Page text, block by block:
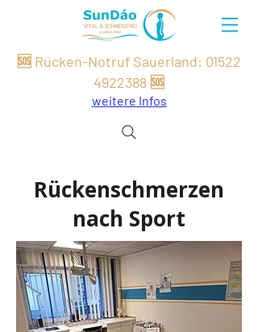
🆘 Rücken-Notruf Sauerland: 01522
4922388 🆘
weitere Infos
Rückenschmerzen
nach Sport